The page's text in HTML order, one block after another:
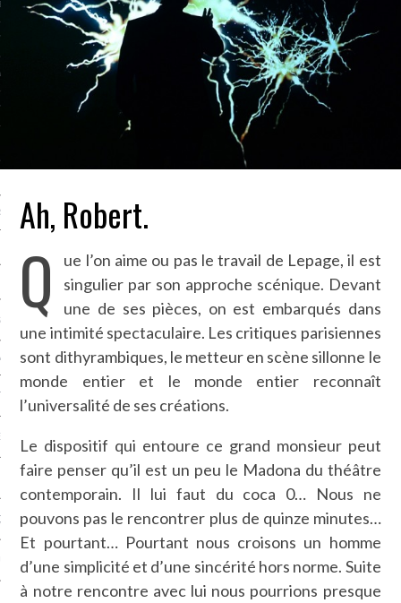
BONHEUR
GUERRE
EN VOD
Ah, Robert.
Q
ue l’on aime ou pas le travail de Lepage, il est
singulier par son approche scénique. Devant
une de ses pièces, on est embarqués dans
une intimité spectaculaire. Les critiques parisiennes
sont dithyrambiques, le metteur en scène sillonne le
monde entier et le monde entier reconnaît
l’universalité de ses créations.
Le dispositif qui entoure ce grand monsieur peut
faire penser qu’il est un peu le Madona du théâtre
contemporain. Il lui faut du coca 0… Nous ne
pouvons pas le rencontrer plus de quinze minutes…
Et pourtant… Pourtant nous croisons un homme
d’une simplicité et d’une sincérité hors norme. Suite
à notre rencontre avec lui nous pourrions presque